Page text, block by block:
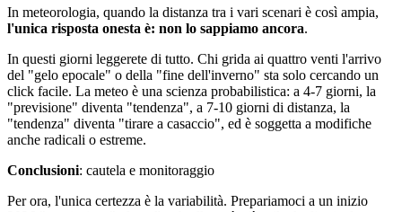
In meteorologia, quando la distanza tra i vari scenari è così ampia,
l'unica risposta onesta è: non lo sappiamo ancora.
In questi giorni leggerete di tutto. Chi grida ai quattro venti l'arrivo
del "gelo epocale" o della "fine dell'inverno" sta solo cercando un
click facile. La meteo è una scienza probabilistica: a 4-7 giorni, la
"previsione" diventa "tendenza", a 7-10 giorni di distanza, la
"tendenza" diventa "tirare a casaccio", ed è soggetta a modifiche
anche radicali o estreme.
Conclusioni: cautela e monitoraggio
Per ora, l'unica certezza è la variabilità. Prepariamoci a un inizio